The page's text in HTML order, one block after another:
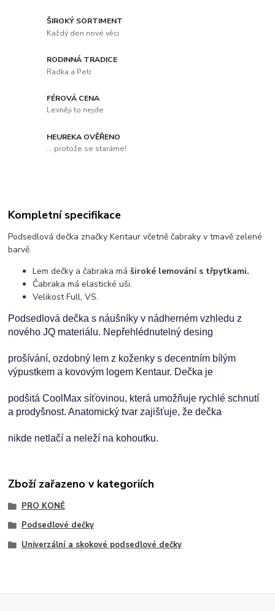
ŠIROKÝ SORTIMENT
Každý den nové věci
RODINNÁ TRADICE
Radka a Petr
FÉROVÁ CENA
Levněji to nejde
HEUREKA OVĚŘENO
... protože se staráme!
Kompletní specifikace
Podsedlová dečka značky Kentaur včetně čabraky v tmavě zelené
barvě.
Lem dečky a čabraka máširoké lemování s třpytkami.
Čabraka má elastické uši.
Velikost Full, VS.
Podsedlová dečka s náušníky v nádherném vzhledu z
nového JQ materiálu. Nepřehlédnutelný desing
prošívání, ozdobný lem z koženky s decentním bílým
výpustkem a kovovým logem Kentaur. Dečka je
podšitá CoolMax síťovinou, která umožňuje rychlé schnutí
a prodyšnost. Anatomický tvar zajišťuje, že dečka
nikde netlačí a neleží na kohoutku.
Zboží zařazeno v kategoriích
PRO KONĚ
Podsedlové dečky
Univerzální a skokové podsedlové dečky